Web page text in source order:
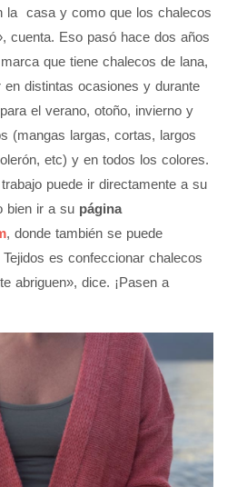
la casa y como que los chalecos
cuenta. Eso pasó hace dos años
que tiene chalecos de lana,
distintas ocasiones y durante
el verano, otoño, invierno y
(mangas largas, cortas, largos
etc) y en todos los colores.
puede ir directamente a su
bien ir a su página
, donde también se puede
es confeccionar chalecos
abriguen», dice. ¡Pasen a